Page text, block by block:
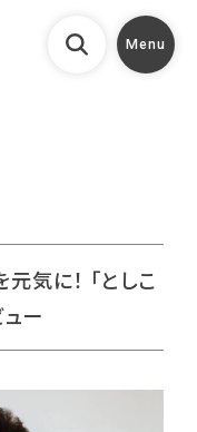
Menu
気に！ 「としこ
ー